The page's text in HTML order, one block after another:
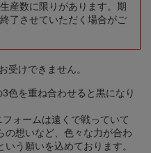
産数に限りがあります。期
了させていただく場合がご
受けできません。
色を重ね合わせると黒になり
ォームは遠くで戦っていて
の想いなど、色々な力が合わ
う願いを込めております。